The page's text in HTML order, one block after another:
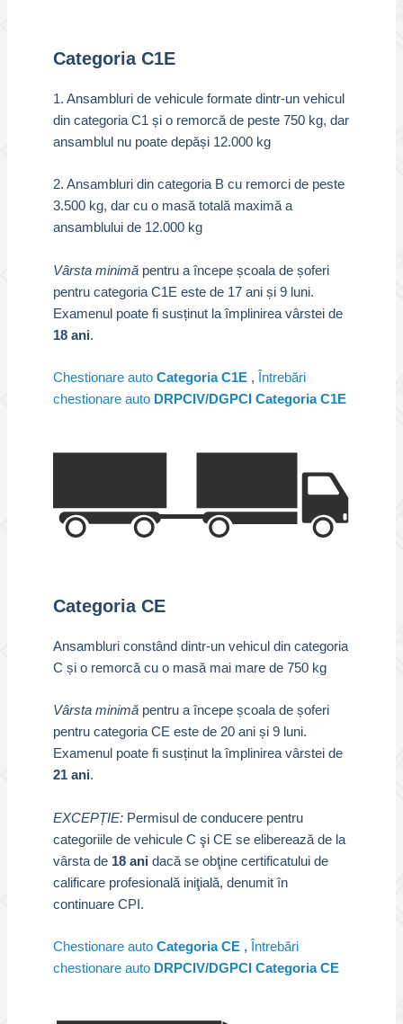
Categoria C1E
1. Ansambluri de vehicule formate dintr-un vehicul
din categoria C1 și o remorcă de peste 750 kg, dar
ansamblul nu poate depăși 12.000 kg
2. Ansambluri din categoria B cu remorci de peste
3.500 kg, dar cu o masă totală maximă a
ansamblului de 12.000 kg
Vârsta minimăpentru a începe școala de șoferi
pentru categoria C1E este de 17 ani și 9 luni.
Examenul poate fi susținut la împlinirea vârstei de
18 ani.
Chestionare auto Categoria C1E,
Întrebări
chestionare auto DRPCIV/DGPCI Categoria C1E
Categoria CE
Ansambluri constând dintr-un vehicul din categoria
C și o remorcă cu o masă mai mare de 750 kg
Vârsta minimăpentru a începe școala de șoferi
pentru categoria CE este de 20 ani și 9 luni.
Examenul poate fi susținut la împlinirea vârstei de
21 ani.
EXCEPȚIE:Permisul de conducere pentru
categoriile de vehicule C şi CE se eliberează de la
vârsta de 18 anidacă se obţine certificatului de
calificare profesională iniţială, denumit în
continuare CPI.
Chestionare auto Categoria CE,
Întrebări
chestionare auto DRPCIV/DGPCI Categoria CE